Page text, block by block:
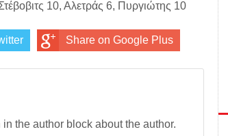
10, Αλετράς 6, Πυργιώτης 10
Share on Google Plus
the author block about the author.